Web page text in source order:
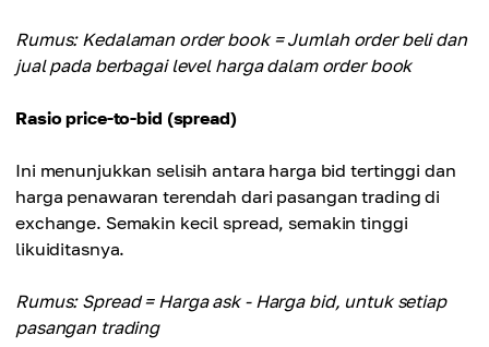
Rumus: Kedalaman order book = Jumlah order beli dan
jual pada berbagai level harga dalam order book
Rasio price-to-bid (spread)
Ini menunjukkan selisih antara harga bid tertinggi dan
harga penawaran terendah dari pasangan trading di
exchange. Semakin kecil spread, semakin tinggi
likuiditasnya.
Rumus: Spread = Harga ask - Harga bid, untuk setiap
pasangan trading